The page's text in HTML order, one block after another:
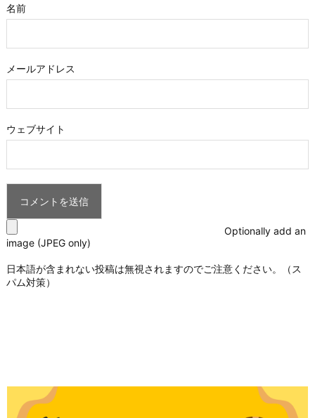
名前
メールアドレス
ウェブサイト
Optionally add an
image (JPEG only)
日本語が含まれない投稿は無視されますのでご注意ください。（ス
パム対策）